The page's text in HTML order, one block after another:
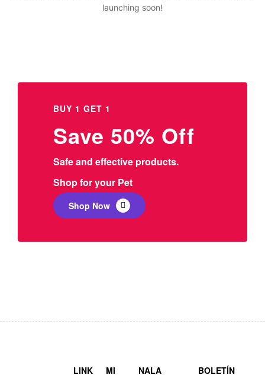
launching soon!
BUY 1 GET 1
Save 50% Off
Safe and effective products.
Shop for your Pet
Shop Now
LINK
MI
NALA
BOLETÍN